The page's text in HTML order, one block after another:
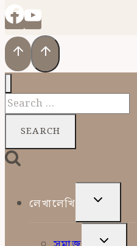
Search
for:
লেখালেখি
TOGGLE
MENU
TOGGLE